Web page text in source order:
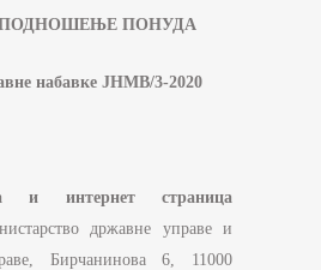
ПОДНОШЕЊЕ ПОНУДА
набавке ЈНМВ/3-2020
и интернет страница
државне управе и
Бирчанинова 6, 11000